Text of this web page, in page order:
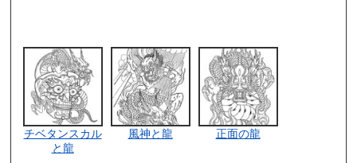
チベタンスカル
と龍
風神と龍 正面の龍